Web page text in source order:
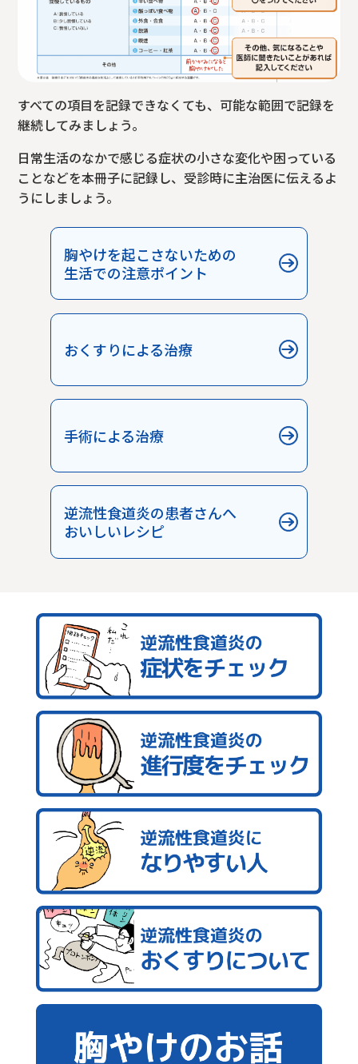
すべての項目を記録できなくても、可能な範囲で記録を
継続してみましょう。
日常生活のなかで感じる症状の小さな変化や困っている
ことなどを本冊子に記録し、受診時に主治医に伝えるよ
うにしましょう。
胸やけを起こさないための
生活での注意ポイント
おくすりによる治療
手術による治療
逆流性食道炎の患者さんへ
おいしいレシピ